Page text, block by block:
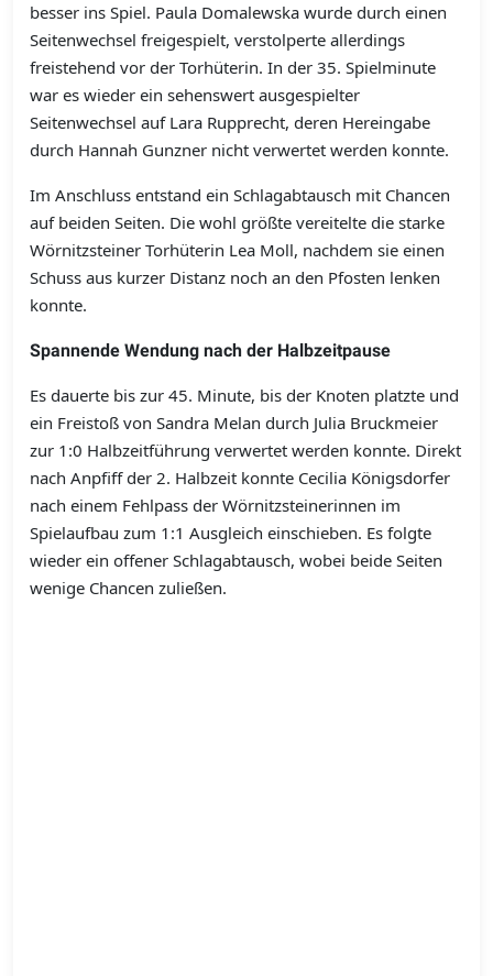
besser ins Spiel. Paula Domalewska wurde durch einen
Seitenwechsel freigespielt, verstolperte allerdings
freistehend vor der Torhüterin. In der 35. Spielminute
war es wieder ein sehenswert ausgespielter
Seitenwechsel auf Lara Rupprecht, deren Hereingabe
durch Hannah Gunzner nicht verwertet werden konnte.
Im Anschluss entstand ein Schlagabtausch mit Chancen
auf beiden Seiten. Die wohl größte vereitelte die starke
Wörnitzsteiner Torhüterin Lea Moll, nachdem sie einen
Schuss aus kurzer Distanz noch an den Pfosten lenken
konnte.
Spannende Wendung nach der Halbzeitpause
Es dauerte bis zur 45. Minute, bis der Knoten platzte und
ein Freistoß von Sandra Melan durch Julia Bruckmeier
zur 1:0 Halbzeitführung verwertet werden konnte. Direkt
nach Anpfiff der 2. Halbzeit konnte Cecilia Königsdorfer
nach einem Fehlpass der Wörnitzsteinerinnen im
Spielaufbau zum 1:1 Ausgleich einschieben. Es folgte
wieder ein offener Schlagabtausch, wobei beide Seiten
wenige Chancen zuließen.